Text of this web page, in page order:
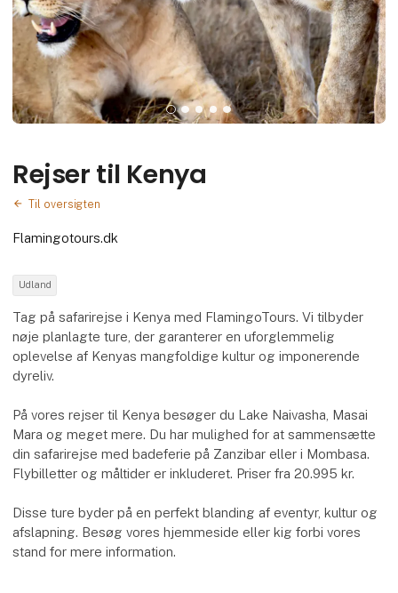
Rejser til Kenya
Til oversigten
Flamingotours.dk
Udland
Tag på safarirejse i Kenya med FlamingoTours. Vi tilbyder
nøje planlagte ture, der garanterer en uforglemmelig
oplevelse af Kenyas mangfoldige kultur og imponerende
dyreliv.
På vores rejser til Kenya besøger du Lake Naivasha, Masai
Mara og meget mere. Du har mulighed for at sammensætte
din safarirejse med badeferie på Zanzibar eller i Mombasa.
Flybilletter og måltider er inkluderet. Priser fra 20.995 kr.
Disse ture byder på en perfekt blanding af eventyr, kultur og
afslapning. Besøg vores hjemmeside eller kig forbi vores
stand for mere information.